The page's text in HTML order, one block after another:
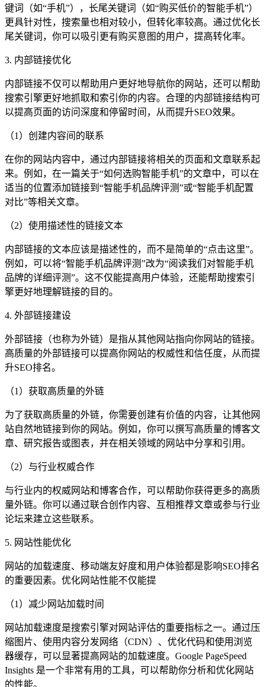
键词（如“手机”），长尾关键词（如“购买低价的智能手机”）
更具针对性，搜索量也相对较小，但转化率较高。通过优化长
尾关键词，你可以吸引更有购买意图的用户，提高转化率。
3. 内部链接优化
内部链接不仅可以帮助用户更好地导航你的网站，还可以帮助
搜索引擎更好地抓取和索引你的内容。合理的内部链接结构可
以提高页面的访问深度和停留时间，从而提升SEO效果。
（1）创建内容间的联系
在你的网站内容中，通过内部链接将相关的页面和文章联系起
来。例如，在一篇关于“如何选购智能手机”的文章中，可以在
适当的位置添加链接到“智能手机品牌评测”或“智能手机配置
对比”等相关文章。
（2）使用描述性的链接文本
内部链接的文本应该是描述性的，而不是简单的“点击这里”。
例如，可以将“智能手机品牌评测”改为“阅读我们对智能手机
品牌的详细评测”。这不仅能提高用户体验，还能帮助搜索引
擎更好地理解链接的目的。
4. 外部链接建设
外部链接（也称为外链）是指从其他网站指向你网站的链接。
高质量的外部链接可以提高你网站的权威性和信任度，从而提
升SEO排名。
（1）获取高质量的外链
为了获取高质量的外链，你需要创建有价值的内容，让其他网
站自然地链接到你的网站。例如，你可以撰写高质量的博客文
章、研究报告或图表，并在相关领域的网站中分享和引用。
（2）与行业权威合作
与行业内的权威网站和博客合作，可以帮助你获得更多的高质
量外链。你可以通过联合创作内容、互相推荐文章或参与行业
论坛来建立这些联系。
5. 网站性能优化
网站的加载速度、移动端友好度和用户体验都是影响SEO排名
的重要因素。优化网站性能不仅能提
（1）减少网站加载时间
网站加载速度是搜索引擎对网站评估的重要指标之一。通过压
缩图片、使用内容分发网络（CDN）、优化代码和使用浏览
器缓存，可以显著提高网站的加载速度。Google PageSpeed
Insights 是一个非常有用的工具，可以帮助你分析和优化网站
的性能。